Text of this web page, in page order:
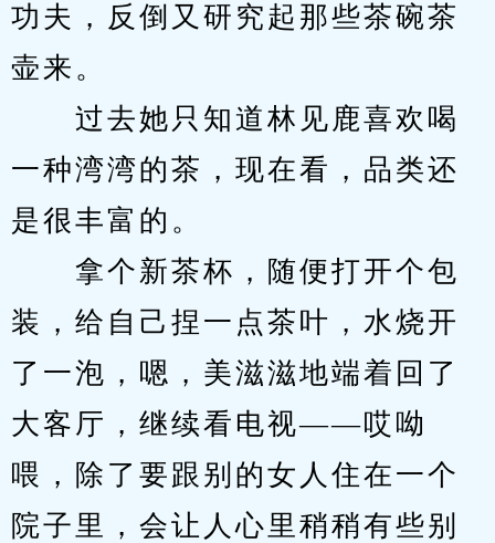
功夫，反倒又研究起那些茶碗茶
壶来。
过去她只知道林见鹿喜欢喝
一种湾湾的茶，现在看，品类还
是很丰富的。
拿个新茶杯，随便打开个包
装，给自己捏一点茶叶，水烧开
了一泡，嗯，美滋滋地端着回了
大客厅，继续看电视——哎呦
喂，除了要跟别的女人住在一个
院子里，会让人心里稍稍有些别